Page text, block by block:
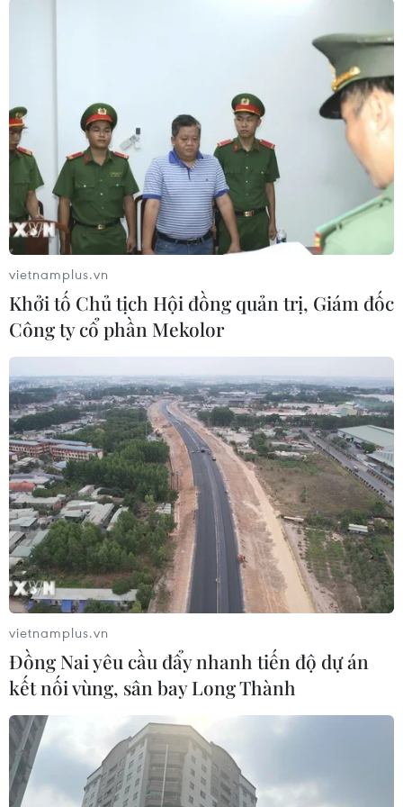
#Open Arms #người di cư
#tàu cứu hộ
#Địa Trung Hải
TIN LIÊN QUAN
Italy từ chối tiếp nhận những người di cư
vietnamplus.vn
Khởi tố Chủ tịch Hội đồng quản trị, Giám đốc
Công ty cổ phần Mekolor
vietnamplus.vn
Đồng Nai yêu cầu đẩy nhanh tiến độ dự án
kết nối vùng, sân bay Long Thành